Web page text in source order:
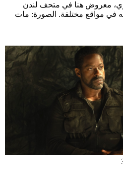
معروض هنا في متحف لندن
في مواقع مختلفة. الصورة: مات